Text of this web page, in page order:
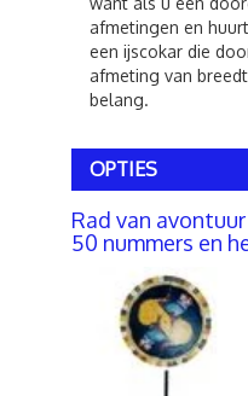
afmetingen en
een ijscokar die
afmeting van
belang.
OPTIES
Rad van
50 nummers en